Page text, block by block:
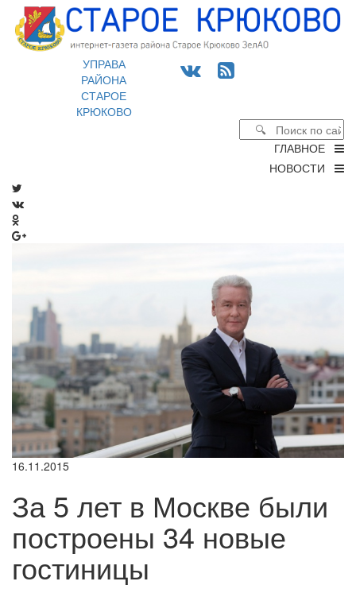
УПРАВА
РАЙОНА
СТАРОЕ
КРЮКОВО
ГЛАВНОЕ
НОВОСТИ
16.11.2015
За 5 лет в Москве были
построены 34 новые
гостиницы